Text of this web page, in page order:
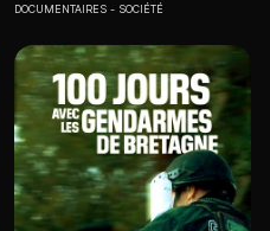
DOCUMENTAIRES SOCIÉTÉ